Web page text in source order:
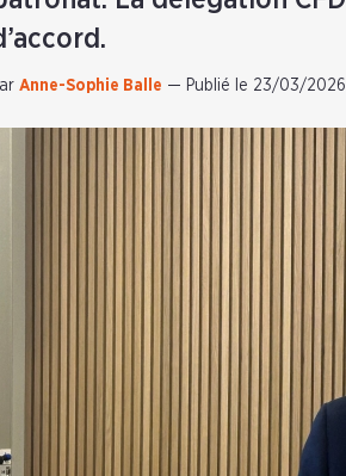
Anne-Sophie Balle — Publié le 23/03/